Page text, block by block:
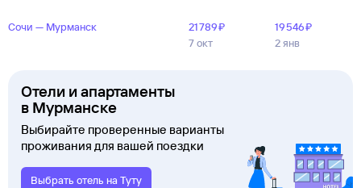
Сочи — Мурманск
21 ⁠789 ⁠₽
7 окт
19 ⁠546 ⁠₽
2 янв
Отели и апартаменты
в Мурманске
Выбирайте проверенные варианты
проживания для вашей поездки
Выбрать отель на Туту